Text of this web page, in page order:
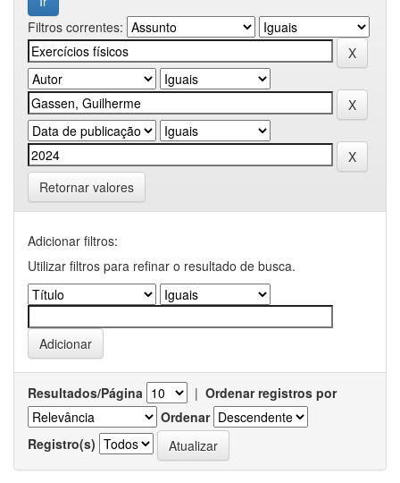
Filtros correntes:
Retornar valores
Adicionar filtros:
Utilizar filtros para refinar o resultado de busca.
Resultados/Página | Ordenar registros por
Ordenar
Registro(s)